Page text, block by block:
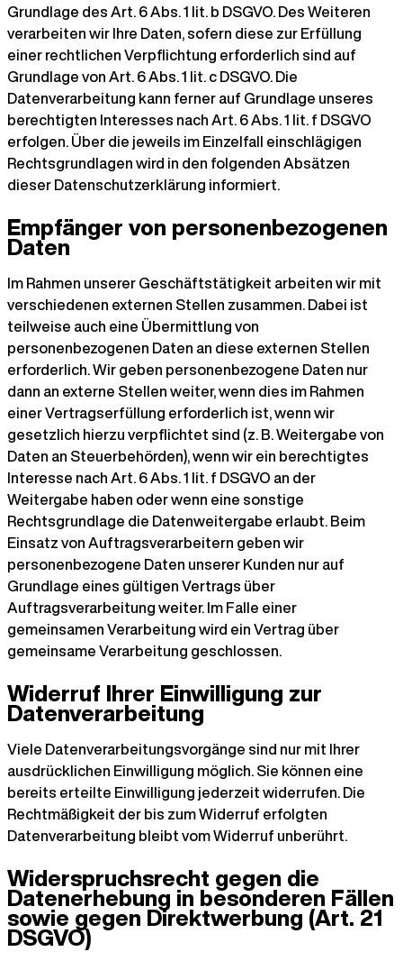
Grundlage des Art. 6 Abs. 1 lit. b DSGVO. Des Weiteren
verarbeiten wir Ihre Daten, sofern diese zur Erfüllung
einer rechtlichen Verpflichtung erforderlich sind auf
Grundlage von Art. 6 Abs. 1 lit. c DSGVO. Die
Datenverarbeitung kann ferner auf Grundlage unseres
berechtigten Interesses nach Art. 6 Abs. 1 lit. f DSGVO
erfolgen. Über die jeweils im Einzelfall einschlägigen
Rechtsgrundlagen wird in den folgenden Absätzen
dieser Datenschutzerklärung informiert.
Empfänger von personenbezogenen
Daten
Im Rahmen unserer Geschäftstätigkeit arbeiten wir mit
verschiedenen externen Stellen zusammen. Dabei ist
teilweise auch eine Übermittlung von
personenbezogenen Daten an diese externen Stellen
erforderlich. Wir geben personenbezogene Daten nur
dann an externe Stellen weiter, wenn dies im Rahmen
einer Vertragserfüllung erforderlich ist, wenn wir
gesetzlich hierzu verpflichtet sind (z. B. Weitergabe von
Daten an Steuerbehörden), wenn wir ein berechtigtes
Interesse nach Art. 6 Abs. 1 lit. f DSGVO an der
Weitergabe haben oder wenn eine sonstige
Rechtsgrundlage die Datenweitergabe erlaubt. Beim
Einsatz von Auftragsverarbeitern geben wir
personenbezogene Daten unserer Kunden nur auf
Grundlage eines gültigen Vertrags über
Auftragsverarbeitung weiter. Im Falle einer
gemeinsamen Verarbeitung wird ein Vertrag über
gemeinsame Verarbeitung geschlossen.
Widerruf Ihrer Einwilligung zur
Datenverarbeitung
Viele Datenverarbeitungsvorgänge sind nur mit Ihrer
ausdrücklichen Einwilligung möglich. Sie können eine
bereits erteilte Einwilligung jederzeit widerrufen. Die
Rechtmäßigkeit der bis zum Widerruf erfolgten
Datenverarbeitung bleibt vom Widerruf unberührt.
Widerspruchsrecht gegen die
Datenerhebung in besonderen Fällen
sowie gegen Direktwerbung (Art. 21
DSGVO)